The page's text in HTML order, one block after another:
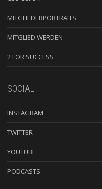
MITGLIEDERPORTRAITS
MITGLIED WERDEN
2 FOR SUCCESS
SOCIAL
INSTAGRAM
TWITTER
YOUTUBE
PODCASTS